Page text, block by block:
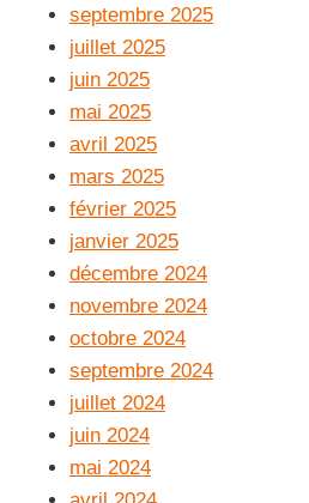
septembre 2025
juillet 2025
juin 2025
mai 2025
avril 2025
mars 2025
février 2025
janvier 2025
décembre 2024
novembre 2024
octobre 2024
septembre 2024
juillet 2024
juin 2024
mai 2024